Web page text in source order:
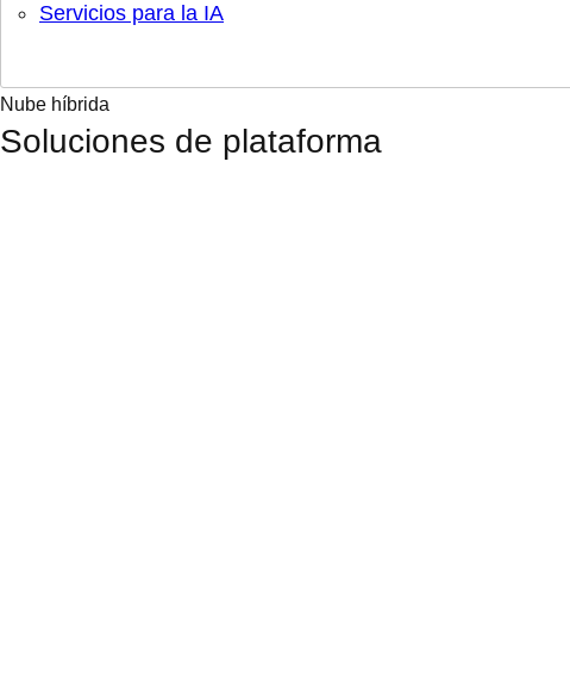
Servicios para la IA
Nube híbrida
Soluciones de plataforma